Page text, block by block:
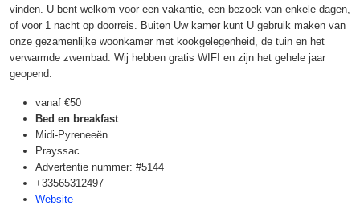
vinden. U bent welkom voor een vakantie, een bezoek van enkele dagen,
of voor 1 nacht op doorreis. Buiten Uw kamer kunt U gebruik maken van
onze gezamenlijke woonkamer met kookgelegenheid, de tuin en het
verwarmde zwembad. Wij hebben gratis WIFI en zijn het gehele jaar
geopend.
vanaf €50
Bed en breakfast
Midi-Pyreneeën
Prayssac
Advertentie nummer: #5144
+33565312497
Website